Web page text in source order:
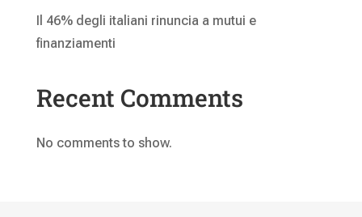
Il 46% degli italiani rinuncia a mutui e
finanziamenti
Recent Comments
No comments to show.